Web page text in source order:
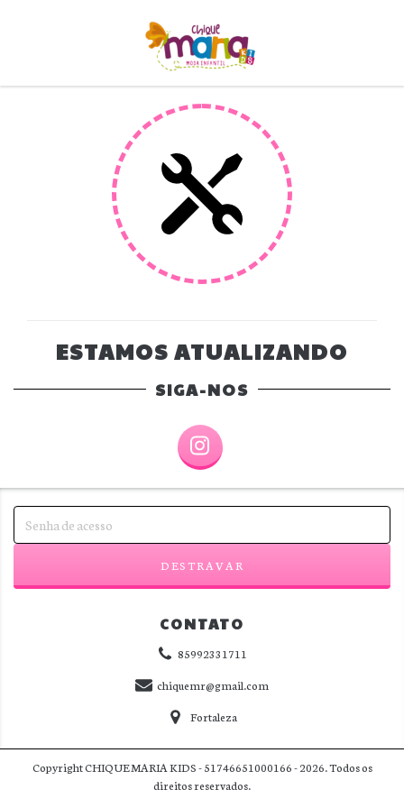
ESTAMOS ATUALIZANDO
SIGA-NOS
CONTATO
85992331711
chiquemr@gmail.com
Fortaleza
Copyright CHIQUE MARIA KIDS - 51746651000166 - 2026. Todos os
direitos reservados.